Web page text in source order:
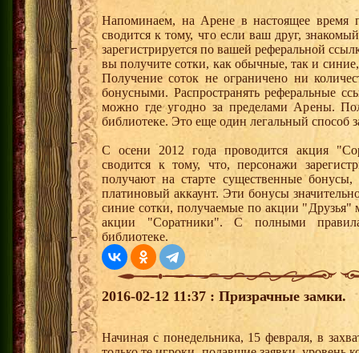
Напоминаем, на Арене в настоящее время
сводится к тому, что если ваш друг,
зарегистрируется по вашей реферальной
вы получите сотки, как обычные, так и
Получение соток не ограничено ни
бонусными. Распространять реферальные
можно где угодно за пределами Арены.
библиотеке. Это еще один легальный способ
С осени 2012 года проводится акция
сводится к тому, что, персонажи
получают на старте существенные
платиновый аккаунт. Эти бонусы
синие сотки, получаемые по акции "Друзья"
акции "Соратники". С полными
библиотеке.
2016-02-12 11:37 : Призрачные замки.
Начиная с понедельника, 15 февраля, в